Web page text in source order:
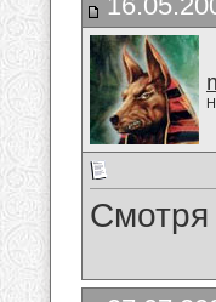
Смотря